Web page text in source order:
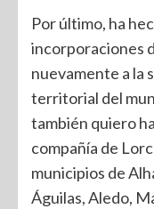
Por último, ha
incorporaciones
nuevamente a la
territorial del
también quiero
compañía de
municipios de
Águilas, Aledo,